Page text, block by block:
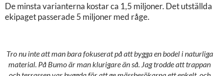
De minsta varianterna kostar ca 1,5 miljoner. Det utställda
ekipaget passerade 5 miljoner med råge.
Tro nu inte att man bara fokuserat på att bygga en bodel i naturliga
material. På Bumo är man klurigare än så. Jag trodde att trappan